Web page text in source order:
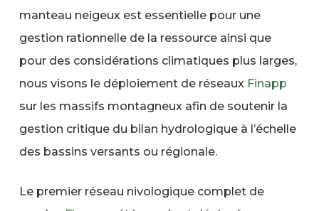
manteau neigeux est essentielle pour une
gestion rationnelle de la ressource ainsi que
pour des considérations climatiques plus larges,
nous visons le déploiement de réseaux Finapp
sur les massifs montagneux afin de soutenir la
gestion critique du bilan hydrologique à l’échelle
des bassins versants ou régionale.
Le premier réseau nivologique complet de